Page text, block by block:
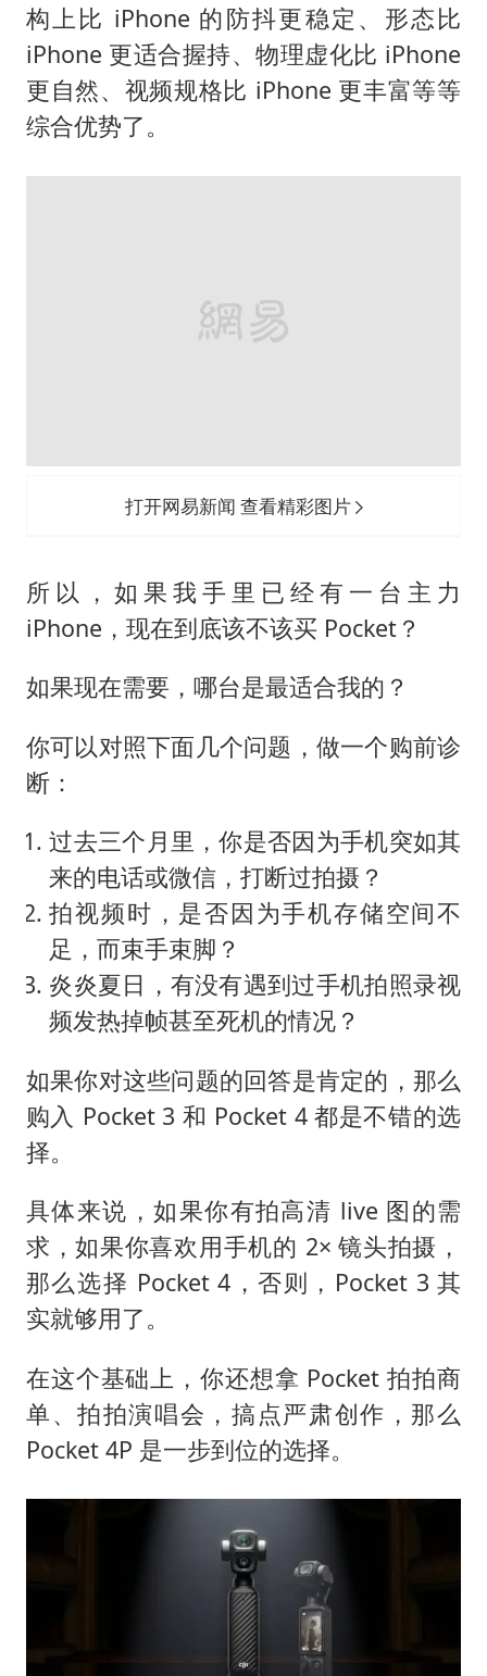
构上比 iPhone 的防抖更稳定、形态比
iPhone 更适合握持、物理虚化比 iPhone
更自然、视频规格比 iPhone 更丰富等等
综合优势了。
打开网易新闻 查看精彩图片
所以，如果我手里已经有一台主力
iPhone，现在到底该不该买 Pocket？
如果现在需要，哪台是最适合我的？
你可以对照下面几个问题，做一个购前诊
断：
过去三个月里，你是否因为手机突如其
来的电话或微信，打断过拍摄？
拍视频时，是否因为手机存储空间不
足，而束手束脚？
炎炎夏日，有没有遇到过手机拍照录视
频发热掉帧甚至死机的情况？
如果你对这些问题的回答是肯定的，那么
购入 Pocket 3 和 Pocket 4 都是不错的选
择。
具体来说，如果你有拍高清 live 图的需
求，如果你喜欢用手机的 2× 镜头拍摄，
那么选择 Pocket 4，否则，Pocket 3 其
实就够用了。
在这个基础上，你还想拿 Pocket 拍拍商
单、拍拍演唱会，搞点严肃创作，那么
Pocket 4P 是一步到位的选择。